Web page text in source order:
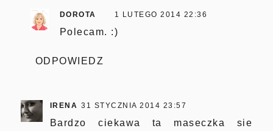
DOROTA 1 LUTEGO 2014 22:36
Polecam. :)
ODPOWIEDZ
IRENA 31 STYCZNIA 2014 23:57
Bardzo ciekawa ta maseczka sie